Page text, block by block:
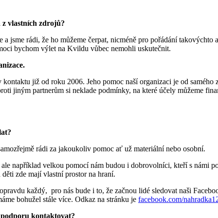
vlastních zdrojů?
jsme rádi, že ho můžeme čerpat, nicméně pro pořádání
bychom výlet na Kvildu vůbec nemohli uskutečnit.
již od roku 2006. Jeho pomoc naší organizaci je od
jiným partnerům si neklade podmínky, na které účely můžeme
rádi za jakoukoliv pomoc ať už materiální nebo osobní.
například velkou pomocí nám budou i dobrovolníci, kteří s námi
zde mají vlastní prostor na hraní.
každý, pro nás bude i to, že začnou lidé sledovat naši
bohužel stále více. Odkaz na stránku je facebook.com/
kontaktovat?